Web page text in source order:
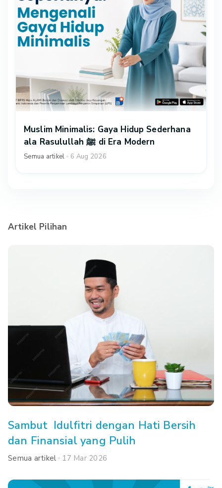
Muslim Minimalis: Gaya Hidup Sederhana
ala Rasulullah ﷺ di Era Modern
Semua artikel 6 Aug 2026
Artikel Pilihan
Sambut Idulfitri dengan Hati Bersih
dan Finansial yang Pulih
Semua artikel 17 Mar 2026